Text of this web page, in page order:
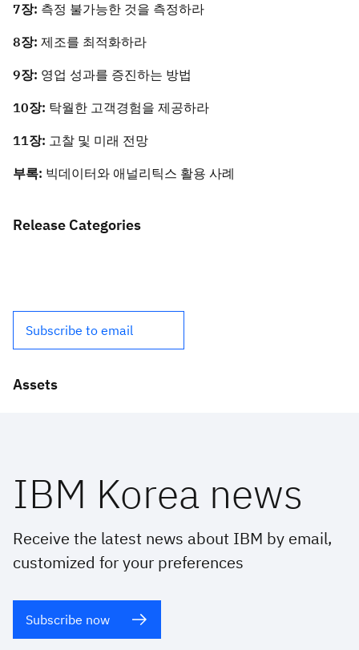
7장: 측정 불가능한 것을 측정하라
8장: 제조를 최적화하라
9장: 영업 성과를 증진하는 방법
10장: 탁월한 고객경험을 제공하라
11장: 고찰 및 미래 전망
부록: 빅데이터와 애널리틱스 활용 사례
Release Categories
Subscribe to email
Assets
IBM Korea news
Receive the latest news about IBM by email,
customized for your preferences
Subscribe now